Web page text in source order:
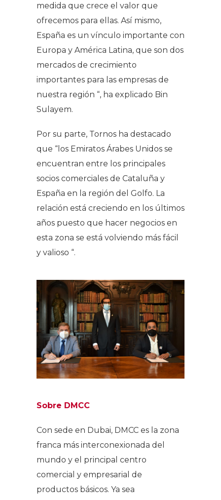
medida que crece el valor que
ofrecemos para ellas. Así mismo,
España es un vínculo importante con
Europa y América Latina, que son dos
mercados de crecimiento
importantes para las empresas de
nuestra región “, ha explicado Bin
Sulayem.
Por su parte, Tornos ha destacado
que “los Emiratos Árabes Unidos se
encuentran entre los principales
socios comerciales de Cataluña y
España en la región del Golfo. La
relación está creciendo en los últimos
años puesto que hacer negocios en
esta zona se está volviendo más fácil
y valioso “.
Sobre DMCC
Con sede en Dubai, DMCC es la zona
franca más interconexionada del
mundo y el principal centro
comercial y empresarial de
productos básicos. Ya sea